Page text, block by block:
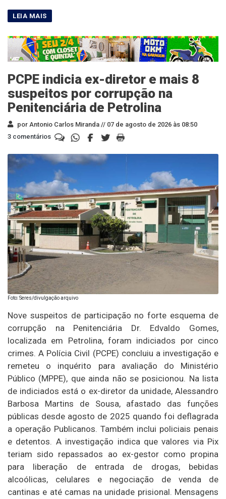
PCPE indicia ex-diretor e mais 8
suspeitos por corrupção na
Penitenciária de Petrolina
por Antonio Carlos Miranda // 07 de agosto de 2026 às 08:50
3 comentários
Foto: Seres/divulgação arquivo
Nove suspeitos de participação no forte esquema de
corrupção na Penitenciária Dr. Edvaldo Gomes,
localizada em Petrolina, foram indiciados por cinco
crimes. A Polícia Civil (PCPE) concluiu a investigação e
remeteu o inquérito para avaliação do Ministério
Público (MPPE), que ainda não se posicionou. Na lista
de indiciados está o ex-diretor da unidade, Alessandro
Barbosa Martins de Sousa, afastado das funções
públicas desde agosto de 2025 quando foi deflagrada
a operação Publicanos. Também inclui policiais penais
e detentos. A investigação indica que valores via Pix
teriam sido repassados ao ex-gestor como propina
para liberação de entrada de drogas, bebidas
alcoólicas, celulares e negociação de venda de
cantinas e até camas na unidade prisional. Mensagens